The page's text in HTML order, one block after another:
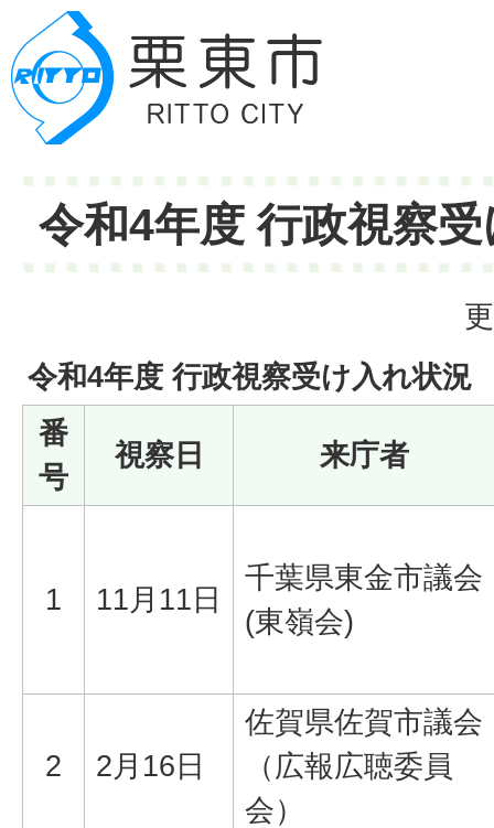
令和4年度 行政視察
令和4年度 行政視察受け入れ状況
番
号
視察日 来庁者
1 11月11日
千葉県東金市議会
(東嶺会)
2 2月16日
佐賀県佐賀市議会
（広報広聴委員
会）